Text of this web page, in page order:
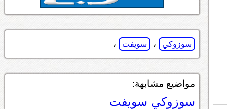
سوزوكي ، سويفت ،
مواضيع مشابهة:
سوزوكي سويفت